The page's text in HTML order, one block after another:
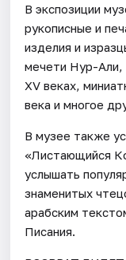
В экспозиции
рукописные и
изделия и
мечети Нур-Али,
XV веках,
века и многое
В музее также
«Листающийся
услышать
знаменитых
арабским
Писания.